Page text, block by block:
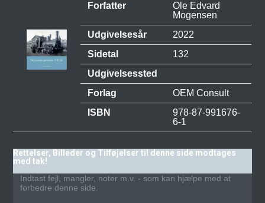
Forfatter
Ole Edvard
Mogensen
Udgivelsesår
2022
Sidetal
132
Udgivelsessted
Forlag
OEM Consult
ISBN
978-87-991676-
6-1
Rettelser, Billeder og Tilføjelser til denne side modtages
med tak!